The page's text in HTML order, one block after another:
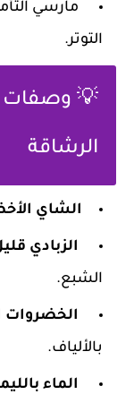
مارسي
التوتر.
💡 وصفات
الرشاقة
الشاي
الزبادي
الشبع.
الخضروات
بالألياف.
الماء